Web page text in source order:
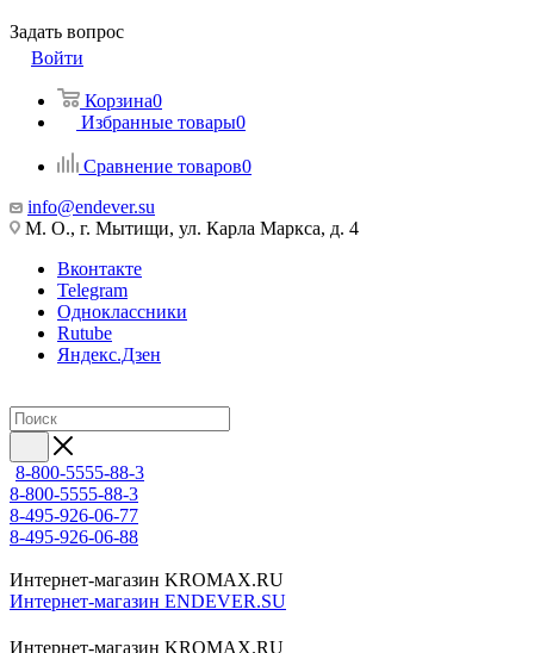
Задать вопрос
Войти
Корзина0
Избранные товары0
Сравнение товаров0
info@endever.su
М. О., г. Мытищи, ул. Карла Маркса, д. 4
Вконтакте
Telegram
Одноклассники
Rutube
Яндекс.Дзен
8-800-5555-88-3
8-800-5555-88-3
8-495-926-06-77
8-495-926-06-88
Интернет-магазин KROMAX.RU
Интернет-магазин ENDEVER.SU
Интернет-магазин KROMAX.RU